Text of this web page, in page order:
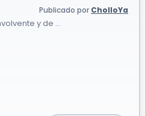
Publicado por CholloYa
y de ...